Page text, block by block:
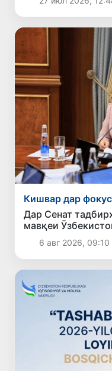
Кишвар дар фокус
Дар Сенат
мавқеи
индексҳои
6 авг 2026, 09:10